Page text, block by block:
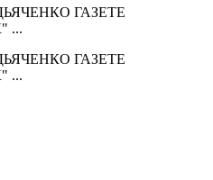
ГАЗЕТЕ
...
ГАЗЕТЕ
...